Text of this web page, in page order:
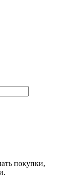
покупки,